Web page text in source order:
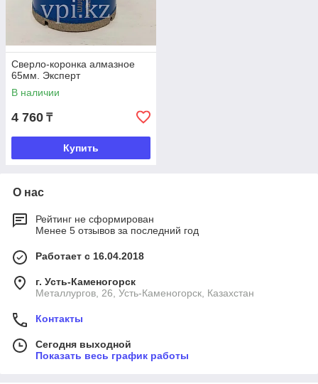
Сверло-коронка алмазное
65мм. Эксперт
В наличии
4 760 ₸
Купить
О нас
Рейтинг не сформирован
Менее 5 отзывов за последний год
Работает с 16.04.2018
г. Усть-Каменогорск
Металлургов, 26, Усть-Каменогорск, Казахстан
Контакты
Сегодня выходной
Показать весь график работы